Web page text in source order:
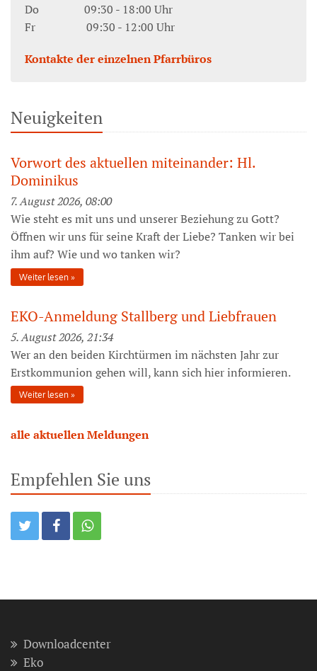
Do 09:30 - 18:00 Uhr
Fr 09:30 - 12:00 Uhr
Kontakte der einzelnen Pfarrbüros
Neuigkeiten
Vorwort des aktuellen miteinander: Hl.
Dominikus
7. August 2026, 08:00
Wie steht es mit uns und unserer Beziehung zu Gott?
Öffnen wir uns für seine Kraft der Liebe? Tanken wir bei
ihm auf? Wie und wo tanken wir?
Weiter lesen
EKO-Anmeldung Stallberg und Liebfrauen
5. August 2026, 21:34
Wer an den beiden Kirchtürmen im nächsten Jahr zur
Erstkommunion gehen will, kann sich hier informieren.
Weiter lesen
alle aktuellen Meldungen
Empfehlen Sie uns
Downloadcenter
Eko